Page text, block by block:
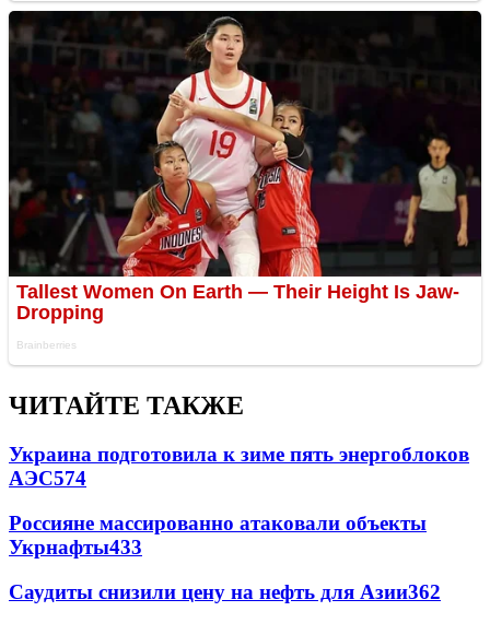
ЧИТАЙТЕ ТАКЖЕ
Украина подготовила к зиме пять энергоблоков
АЭС574
Россияне массированно атаковали объекты
Укрнафты433
Саудиты снизили цену на нефть для Азии362